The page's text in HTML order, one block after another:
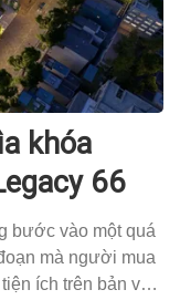
khóa
66
bước vào một quá
mà người mua
ích trên bản vẽ